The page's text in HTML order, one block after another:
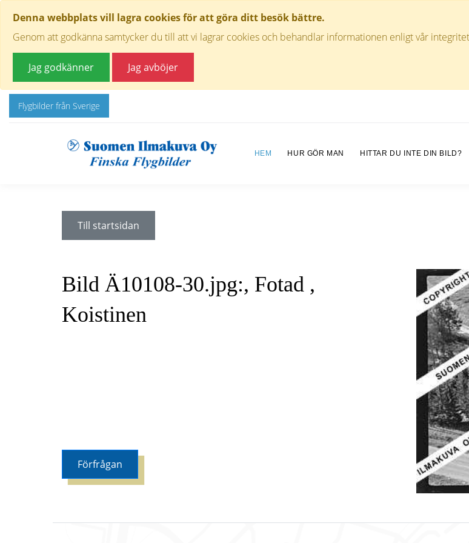
Denna webbplats vill lagra cookies för att göra ditt besök bättre.
Genom att godkänna samtycker du till att vi lagrar cookies och behandlar informationen enligt vår
Jag godkänner Jag avböjer
Flygbilder från Sverige
HEM HUR GÖR MAN HITTAR DU INTE DIN BILD?
Till startsidan
Bild Ä10108-30.jpg:, Fotad ,
Koistinen
Förfrågan